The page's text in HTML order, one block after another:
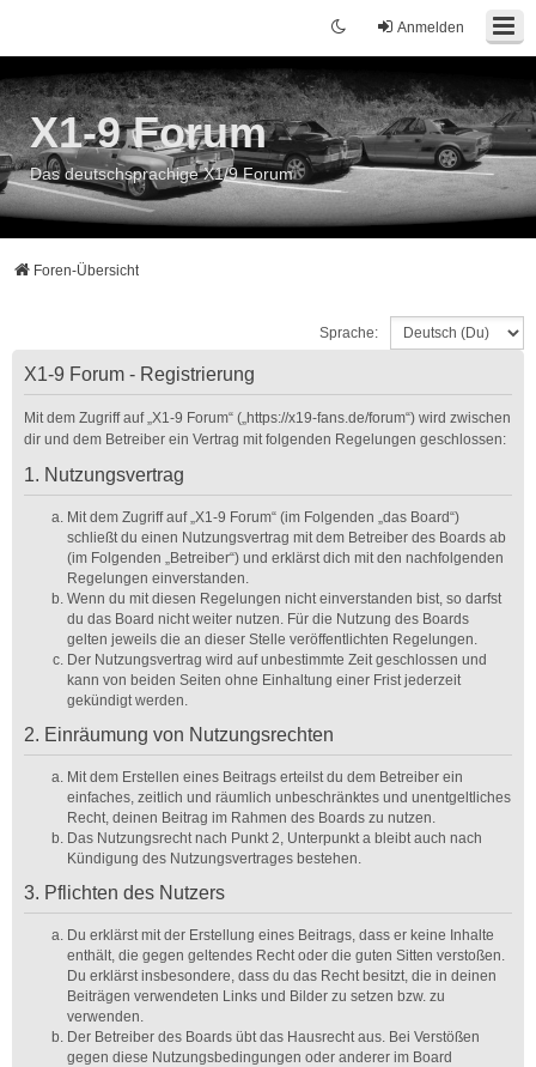
Anmelden
X1-9 Forum
Das deutschsprachige X1/9 Forum
Foren-Übersicht
Sprache:
X1-9 Forum - Registrierung
Mit dem Zugriff auf „X1-9 Forum“ („https://x19-fans.de/forum“) wird zwischen
dir und dem Betreiber ein Vertrag mit folgenden Regelungen geschlossen:
1. Nutzungsvertrag
Mit dem Zugriff auf „X1-9 Forum“ (im Folgenden „das Board“)
schließt du einen Nutzungsvertrag mit dem Betreiber des Boards ab
(im Folgenden „Betreiber“) und erklärst dich mit den nachfolgenden
Regelungen einverstanden.
Wenn du mit diesen Regelungen nicht einverstanden bist, so darfst
du das Board nicht weiter nutzen. Für die Nutzung des Boards
gelten jeweils die an dieser Stelle veröffentlichten Regelungen.
Der Nutzungsvertrag wird auf unbestimmte Zeit geschlossen und
kann von beiden Seiten ohne Einhaltung einer Frist jederzeit
gekündigt werden.
2. Einräumung von Nutzungsrechten
Mit dem Erstellen eines Beitrags erteilst du dem Betreiber ein
einfaches, zeitlich und räumlich unbeschränktes und unentgeltliches
Recht, deinen Beitrag im Rahmen des Boards zu nutzen.
Das Nutzungsrecht nach Punkt 2, Unterpunkt a bleibt auch nach
Kündigung des Nutzungsvertrages bestehen.
3. Pflichten des Nutzers
Du erklärst mit der Erstellung eines Beitrags, dass er keine Inhalte
enthält, die gegen geltendes Recht oder die guten Sitten verstoßen.
Du erklärst insbesondere, dass du das Recht besitzt, die in deinen
Beiträgen verwendeten Links und Bilder zu setzen bzw. zu
verwenden.
Der Betreiber des Boards übt das Hausrecht aus. Bei Verstößen
gegen diese Nutzungsbedingungen oder anderer im Board